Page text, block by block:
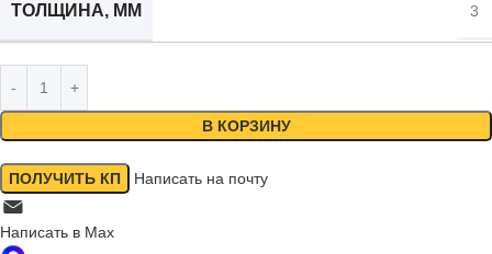
ТОЛЩИНА, ММ 3
В КОРЗИНУ
ПОЛУЧИТЬ КП Написать на почту
Написать в Max